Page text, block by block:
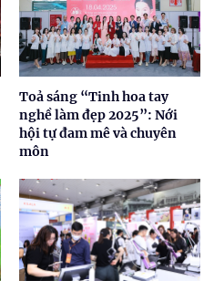
Toả sáng “Tinh hoa tay
nghề làm đẹp 2025”: Nới
hội tự đam mê và chuyên
môn